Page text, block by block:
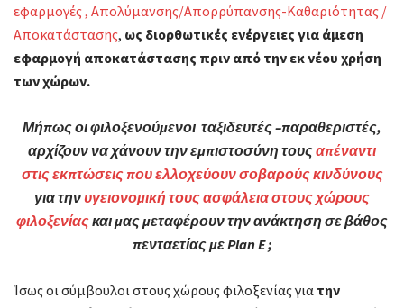
εφαρμογές , Απολύμανσης/Απορρύπανσης-Καθαριότητας /
Αποκατάστασης, ως διορθωτικές ενέργειες για άμεση
εφαρμογή αποκατάστασης πριν από την εκ νέου χρήση
των χώρων.
Μήπως οι φιλοξενούμενοι ταξιδευτές –παραθεριστές,
αρχίζουν να χάνουν την εμπιστοσύνη τουςαπέναντι
στις εκπτώσεις που ελλοχεύουν σοβαρούς κινδύνους
για τηνυγειονομική τους ασφάλεια στους χώρους
φιλοξενίαςκαι μας μεταφέρουν την ανάκτηση σε βάθος
πενταετίας μεPlanE ;
Ίσως οι σύμβουλοι στους χώρους φιλοξενίας για την